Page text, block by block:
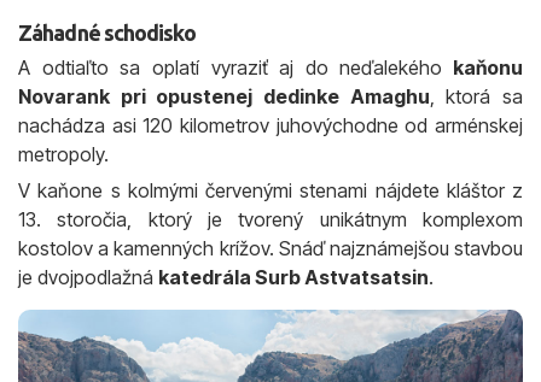
Záhadné schodisko
A odtiaľto sa oplatí vyraziť aj do neďalekého kaňonu
Novarank pri opustenej dedinke Amaghu, ktorá sa
nachádza asi 120 kilometrov juhovýchodne od arménskej
metropoly.
V kaňone s kolmými červenými stenami nájdete kláštor z
13. storočia, ktorý je tvorený unikátnym komplexom
kostolov a kamenných krížov. Snáď najznámejšou stavbou
je dvojpodlažná katedrála Surb Astvatsatsin.